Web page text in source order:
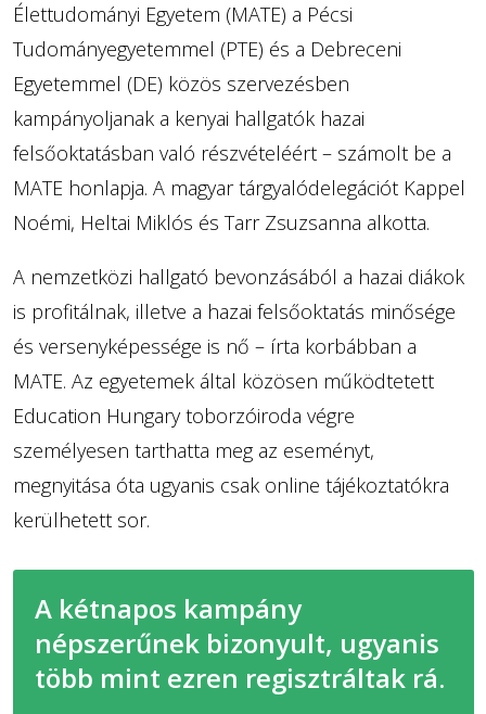
Élettudományi Egyetem (MATE) a Pécsi
Tudományegyetemmel (PTE) és a Debreceni
Egyetemmel (DE) közös szervezésben
kampányoljanak a kenyai hallgatók hazai
felsőoktatásban való részvételéért – számolt be a
MATE honlapja. A magyar tárgyalódelegációt Kappel
Noémi, Heltai Miklós és Tarr Zsuzsanna alkotta.
A nemzetközi hallgató bevonzásából a hazai diákok
is profitálnak, illetve a hazai felsőoktatás minősége
és versenyképessége is nő – írta korbábban a
MATE. Az egyetemek által közösen működtetett
Education Hungary toborzóiroda végre
személyesen tarthatta meg az eseményt,
megnyitása óta ugyanis csak online tájékoztatókra
kerülhetett sor.
A kétnapos kampány
népszerűnek bizonyult, ugyanis
több mint ezren regisztráltak rá.